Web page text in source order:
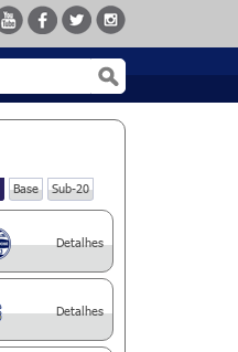
Base Sub-20
Detalhes
Detalhes